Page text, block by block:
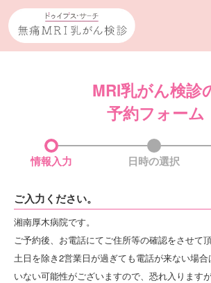
MRI乳がん検診
予約フォーム
情報入力 日時の選択
ご入力ください。
湘南厚木病院です。
ご予約後、お電話にてご住所等の確認をさせて頂
土日を除き2営業日が過ぎても電話が来ない場
いない可能性がございますので、恐れ入ります